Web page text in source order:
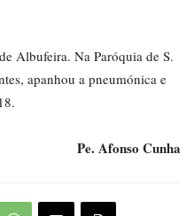
Albufeira. Na Paróquia de S.
apanhou a pneumónica e
Pe. Afonso Cunha